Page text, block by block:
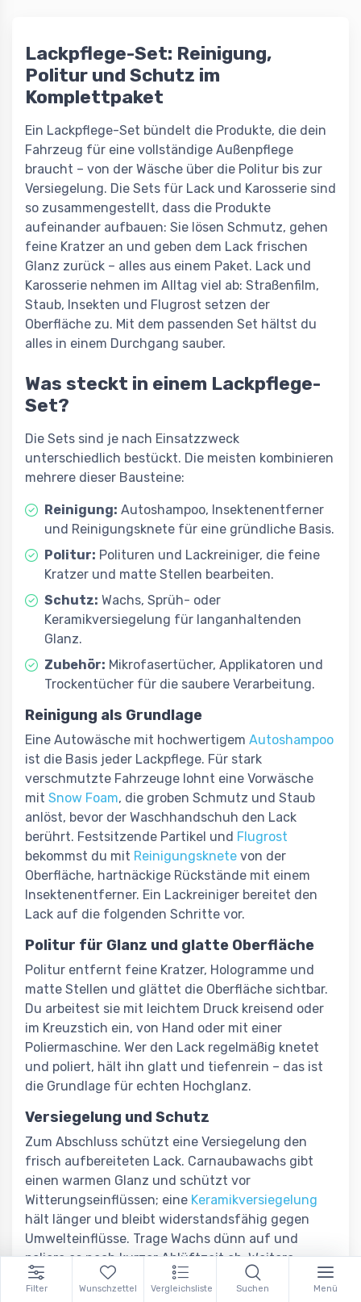
Lackpflege-Set: Reinigung,
Politur und Schutz im
Komplettpaket
Ein Lackpflege-Set bündelt die Produkte, die dein
Fahrzeug für eine vollständige Außenpflege
braucht – von der Wäsche über die Politur bis zur
Versiegelung. Die Sets für Lack und Karosserie sind
so zusammengestellt, dass die Produkte
aufeinander aufbauen: Sie lösen Schmutz, gehen
feine Kratzer an und geben dem Lack frischen
Glanz zurück – alles aus einem Paket. Lack und
Karosserie nehmen im Alltag viel ab: Straßenfilm,
Staub, Insekten und Flugrost setzen der
Oberfläche zu. Mit dem passenden Set hältst du
alles in einem Durchgang sauber.
Was steckt in einem Lackpflege-
Set?
Die Sets sind je nach Einsatzzweck
unterschiedlich bestückt. Die meisten kombinieren
mehrere dieser Bausteine:
Reinigung: Autoshampoo, Insektenentferner
und Reinigungsknete für eine gründliche Basis.
Politur: Polituren und Lackreiniger, die feine
Kratzer und matte Stellen bearbeiten.
Schutz: Wachs, Sprüh- oder
Keramikversiegelung für langanhaltenden
Glanz.
Zubehör: Mikrofasertücher, Applikatoren und
Trockentücher für die saubere Verarbeitung.
Reinigung als Grundlage
Eine Autowäsche mit hochwertigem Autoshampoo
ist die Basis jeder Lackpflege. Für stark
verschmutzte Fahrzeuge lohnt eine Vorwäsche
mit Snow Foam, die groben Schmutz und Staub
anlöst, bevor der Waschhandschuh den Lack
berührt. Festsitzende Partikel und Flugrost
bekommst du mit Reinigungsknete von der
Oberfläche, hartnäckige Rückstände mit einem
Insektenentferner. Ein Lackreiniger bereitet den
Lack auf die folgenden Schritte vor.
Politur für Glanz und glatte Oberfläche
Politur entfernt feine Kratzer, Hologramme und
matte Stellen und glättet die Oberfläche sichtbar.
Du arbeitest sie mit leichtem Druck kreisend oder
im Kreuzstich ein, von Hand oder mit einer
Poliermaschine. Wer den Lack regelmäßig knetet
und poliert, hält ihn glatt und tiefenrein – das ist
die Grundlage für echten Hochglanz.
Versiegelung und Schutz
Zum Abschluss schützt eine Versiegelung den
frisch aufbereiteten Lack. Carnaubawachs gibt
einen warmen Glanz und schützt vor
Witterungseinflüssen; eine Keramikversiegelung
hält länger und bleibt widerstandsfähig gegen
Umwelteinflüsse. Trage Wachs dünn auf und
poliere es nach kurzer Ablüftzeit ab. Weitere
Optionen zum Lackschutz findest du in der
passenden Kategorie.
Filter Wunschzettel Vergleichsliste Suchen Menü